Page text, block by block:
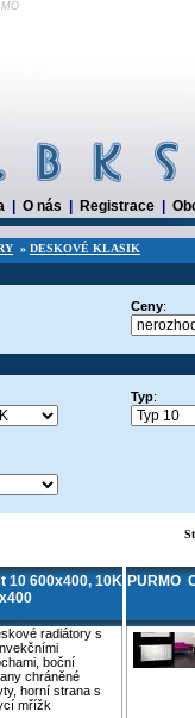
O nás Registrace
» DESKOVÉ KLASIK
Ceny:
Typ:
10 600x400, 10K
radiátory s
boční
chráněné
horní strana s
mřížk
PURMO